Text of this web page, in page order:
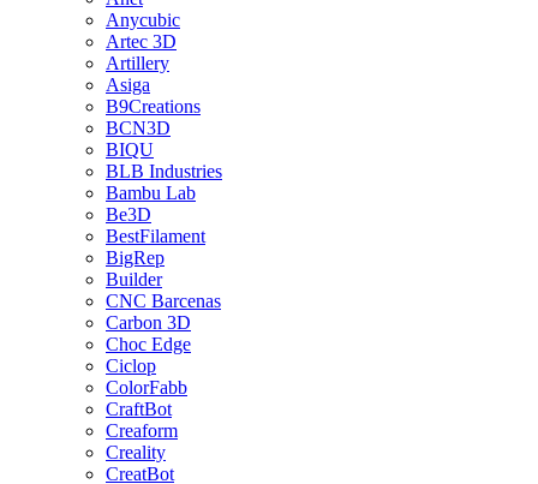
Anycubic
Artec 3D
Artillery
Asiga
B9Creations
BCN3D
BIQU
BLB Industries
Bambu Lab
Be3D
BestFilament
BigRep
Builder
CNC Barcenas
Carbon 3D
Choc Edge
Ciclop
ColorFabb
CraftBot
Creaform
Creality
CreatBot